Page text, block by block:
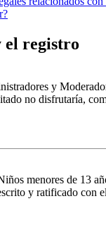
el registro
y
no disfrutaría,
menores de 13
y ratificado